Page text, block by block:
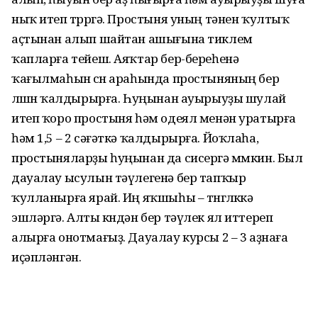
ныҡ итеп төрөргә. Простыня уның тәнен ҡултыҡ
аҫтынан алып шайтан ашығына тиклем
ҡапларға тейеш. Аяҡтар бер-береһенә
ҡағылмаһын өсөн араһында простыняның бер
өлөшөн ҡалдырырға. Һуңынан ауырыуҙы шулай
итеп ҡоро простыня һәм одеял менән уратырға
һәм 1,5 – 2 сәғәткә ҡалдырырға. Йоҡлаһа,
простыняларҙы һуңынан да сисергә мөмкин. Был
дауалау ысулын тәүлегенә бер тапҡыр
ҡулланырға ярай. Иң яҡшыһы – төнгөлөккә
эшләргә. Алты көндән бер тәүлек ял иттереп
алырға онотмағыҙ. Дауалау курсы 2 – 3 аҙнаға
иҫәпләнгән.